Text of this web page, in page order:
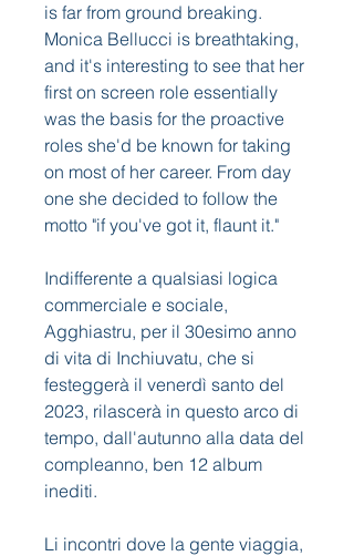
is far from ground breaking.
Monica Bellucci is breathtaking,
and it's interesting to see that her
first on screen role essentially
was the basis for the proactive
roles she'd be known for taking
on most of her career. From day
one she decided to follow the
motto "if you've got it, flaunt it."
Indifferente a qualsiasi logica
commerciale e sociale,
Agghiastru, per il 30esimo anno
di vita di Inchiuvatu, che si
festeggerà il venerdì santo del
2023, rilascerà in questo arco di
tempo, dall'autunno alla data del
compleanno, ben 12 album
inediti.
Li incontri dove la gente viaggia,